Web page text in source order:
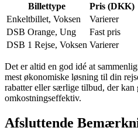
Billettype
Pris (DKK)
Enkeltbillet, Voksen
Varierer
DSB Orange, Ung
Fast pris
DSB 1 Rejse, Voksen Varierer
Det er altid en god idé at
mest økonomiske løsning til din
rabatter eller særlige tilbud, der kan
omkostningseffektiv.
Afsluttende